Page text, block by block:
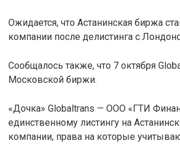
Ожидается, что Астанинская биржа
компании после делистинга с
Сообщалось также, что 7 октября
Московской биржи.
«Дочка» Globaltrans — ООО «ГТИ
единственному листингу на
компании, права на которые